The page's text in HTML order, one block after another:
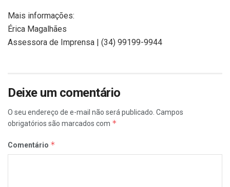
Mais informações:
Érica Magalhães
Assessora de Imprensa | (34) 99199-9944
Deixe um comentário
O seu endereço de e-mail não será publicado. Campos
obrigatórios são marcados com *
Comentário *